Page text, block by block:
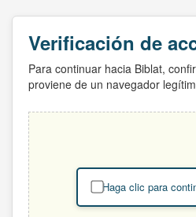
Verificación de
Para continuar hacia Biblat,
proviene de un navegador
Haga clic para